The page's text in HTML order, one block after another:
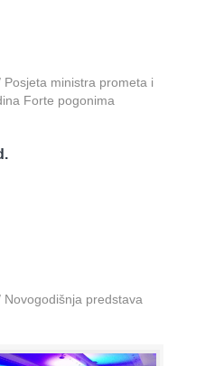
ministra prometa i
Forte pogonima
predstava